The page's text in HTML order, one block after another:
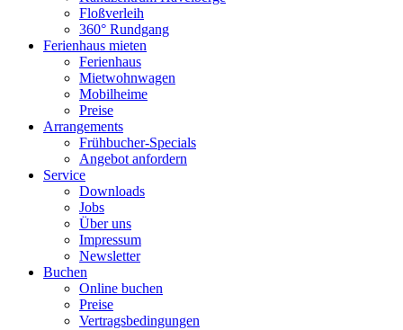
Floßverleih
360° Rundgang
Ferienhaus mieten
Ferienhaus
Mietwohnwagen
Mobilheime
Preise
Arrangements
Frühbucher-Specials
Angebot anfordern
Service
Downloads
Jobs
Über uns
Impressum
Newsletter
Buchen
Online buchen
Preise
Vertragsbedingungen